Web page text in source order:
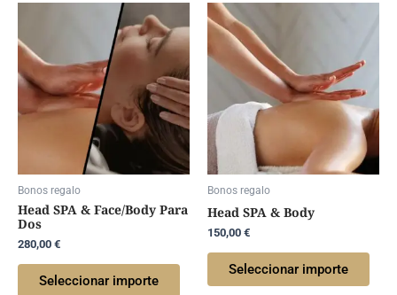
Bonos regalo
Head SPA & Face/Body Para
Dos
280,00 €
Seleccionar importe
Bonos regalo
Head SPA & Body
150,00 €
Seleccionar importe